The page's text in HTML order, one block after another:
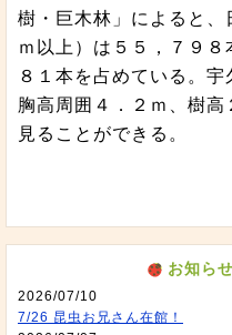
樹・巨木林」によると、
ｍ以上）は５５，７９８
８１本を占めている。宇
胸高周囲４．２ｍ、樹
見ることができる。
お知ら
2026/07/10
7/26 昆虫お兄さん在館！